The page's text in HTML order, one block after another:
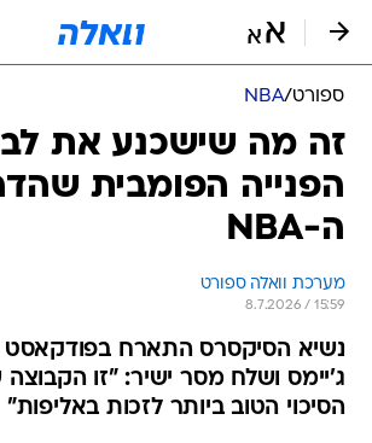
ספורט/
NBA
זה מה שישכנע את
הפנייה הפומבית
ה-NBA
מערכת וואלה ספורט
8.7.2026 / 15:59
נשיא הסיקסרס התארח בפודקאסט
ג'יימס ושלח מסר ישיר: "זו
הסיכוי הטוב ביותר לזכות באליפות"